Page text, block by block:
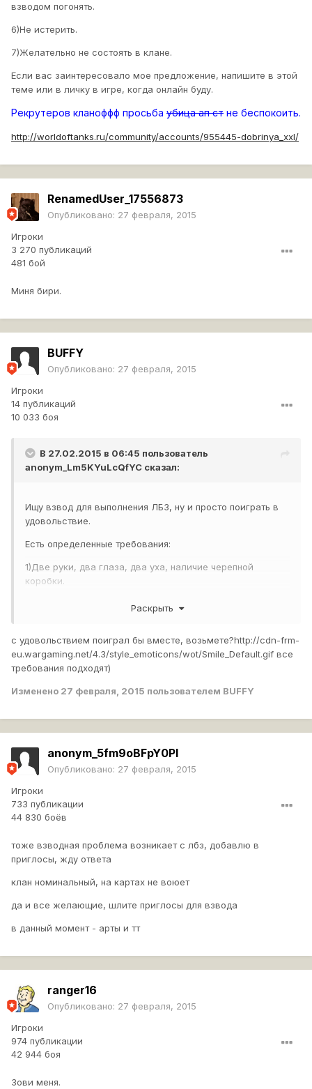
взводом погонять.
6)Не истерить.
7)Желательно не состоять в клане.
Если вас заинтересовало мое предложение, напишите в этой
теме или в личку в игре, когда онлайн буду.
Рекрутеров кланоффф просьба убица ап ст не беспокоить.
http://worldoftanks.ru/community/accounts/955445-dobrinya_xxl/
RenamedUser_17556873
Опубликовано: 27 февраля, 2015
Игроки
3 270 публикаций
481 бой
Миня бири.
BUFFY
Опубликовано: 27 февраля, 2015
Игроки
14 публикаций
10 033 боя
В 27.02.2015 в 06:45 пользователь
anonym_Lm5KYuLcQfYC сказал:
Ищу взвод для выполнения ЛБЗ, ну и просто поиграть в
удовольствие.
Есть определенные требования:
1)Две руки, два глаза, два уха, наличие черепной
коробки.
4)Прайм 20:30 - 24:00, в выходные как получится. Явка не
обязательна, но желательна.
5)Зашел в игру-зайди в ТСнапиши мне, если есть
7)Желательно не состоять в клане.
Если вас заинтересовало мое предложение, напишите в
Рекрутеров кланоффф просьба
беспокоить.
Раскрыть
с удовольствием поиграл бы вместе, возьмете?http://cdn-frm-
eu.wargaming.net/4.3/style_emoticons/wot/Smile_Default.gif все
требования подходят)
Изменено 27 февраля, 2015 пользователем BUFFY
anonym_5fm9oBFpY0PI
Опубликовано: 27 февраля, 2015
Игроки
733 публикации
44 830 боёв
тоже взводная проблема возникает с лбз, добавлю в
приглосы, жду ответа
клан номинальный, на картах не воюет
да и все желающие, шлите приглосы для взвода
в данный момент - арты и тт
ranger16
Опубликовано: 27 февраля, 2015
Игроки
974 публикации
42 944 боя
Зови меня.